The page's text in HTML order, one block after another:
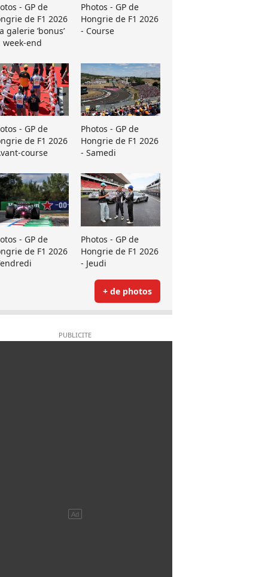
- GP de
de F1 2026
galerie ’bonus’
week-end
Photos - GP de
Hongrie de F1 2026
- Course
- GP de
de F1 2026
course
Photos - GP de
Hongrie de F1 2026
- Samedi
- GP de
de F1 2026
Photos - GP de
Hongrie de F1 2026
- Jeudi
+ de photos